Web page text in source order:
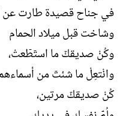
في جناح قصيدة طارت عن
وشاخت قبل ميلاد الحمام
وكُنْ صديقكٙ ما استٙطٙعتْ،
وانْتعِلْ ما شئتٙ من
كُنْ صديقكٙ مرتين،